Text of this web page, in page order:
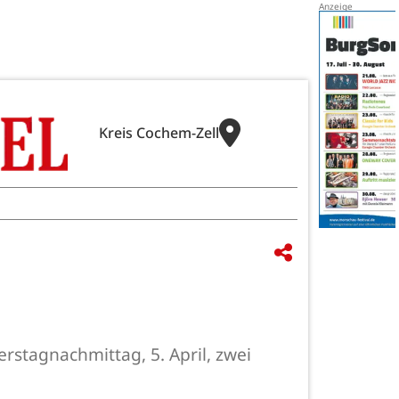
Kreis Cochem-Zell
5. April, zwei